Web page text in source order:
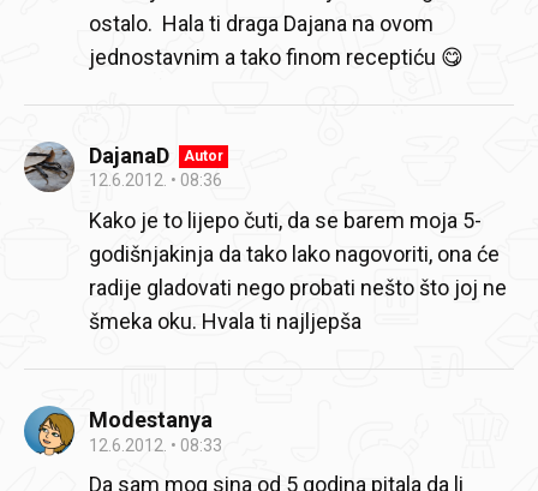
ostalo. Hala ti draga Dajana na ovom
jednostavnim a tako finom receptiću 😋
DajanaD Autor
12.6.2012. 08:36
Kako je to lijepo čuti, da se barem moja 5-
godišnjakinja da tako lako nagovoriti, ona će
radije gladovati nego probati nešto što joj ne
šmeka oku. Hvala ti najljepša
Modestanya
12.6.2012. 08:33
Da sam mog sina od 5 godina pitala da li